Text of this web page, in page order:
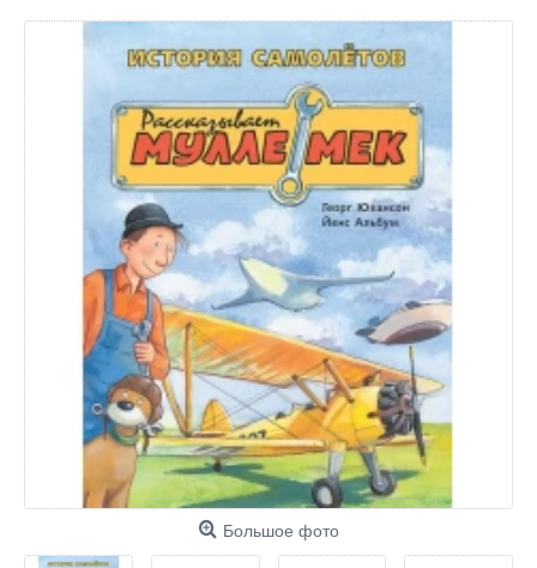
Большое фото